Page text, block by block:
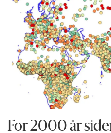
For 2000 år